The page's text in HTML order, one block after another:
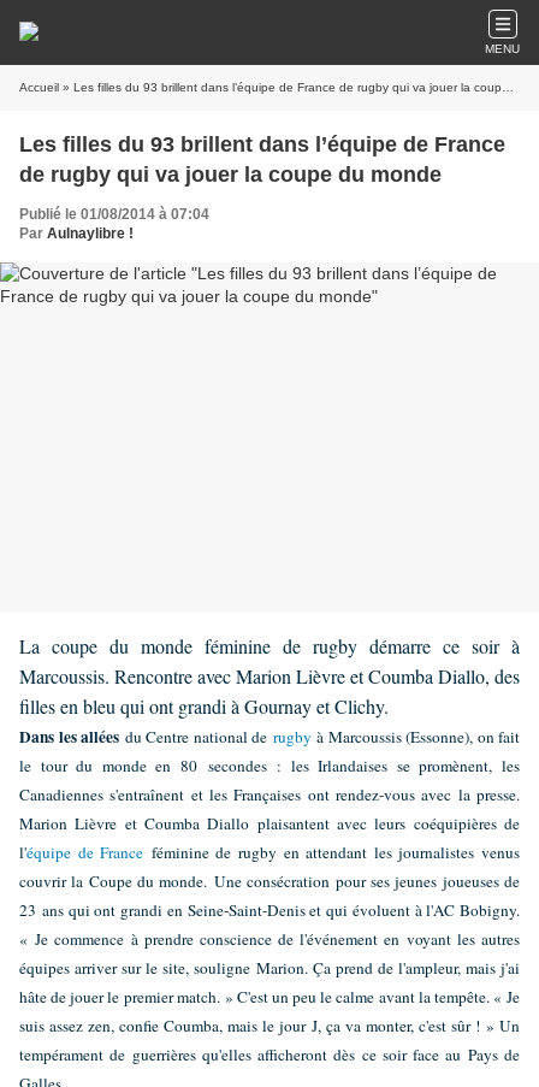
MENU
Accueil » Les filles du 93 brillent dans l’équipe de France de rugby qui va jouer la coupe du monde
Les filles du 93 brillent dans l’équipe de France
de rugby qui va jouer la coupe du monde
Publié le 01/08/2014 à 07:04
Par Aulnaylibre !
La coupe du monde féminine de rugby démarre ce soir à
Marcoussis. Rencontre avec Marion Lièvre et Coumba Diallo, des
filles en bleu qui ont grandi à Gournay et Clichy.
Dans les allées du Centre national de rugby à Marcoussis (Essonne), on fait
le tour du monde en 80 secondes : les Irlandaises se promènent, les
Canadiennes s'entraînent et les Françaises ont rendez-vous avec la presse.
Marion Lièvre et Coumba Diallo plaisantent avec leurs coéquipières de
l'équipe de France féminine de rugby en attendant les journalistes venus
couvrir la Coupe du monde. Une consécration pour ses jeunes joueuses de
23 ans qui ont grandi en Seine-Saint-Denis et qui évoluent à l'AC Bobigny.
« Je commence à prendre conscience de l'événement en voyant les autres
équipes arriver sur le site, souligne Marion. Ça prend de l'ampleur, mais j'ai
hâte de jouer le premier match. » C'est un peu le calme avant la tempête. « Je
suis assez zen, confie Coumba, mais le jour J, ça va monter, c'est sûr ! » Un
tempérament de guerrières qu'elles afficheront dès ce soir face au Pays de